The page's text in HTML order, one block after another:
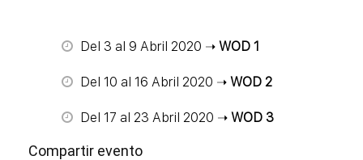
Del 3 al 9 Abril 2020 ➝ WOD 1
Del 10 al 16 Abril 2020 ➝ WOD 2
Del 17 al 23 Abril 2020 ➝ WOD 3
Compartir evento